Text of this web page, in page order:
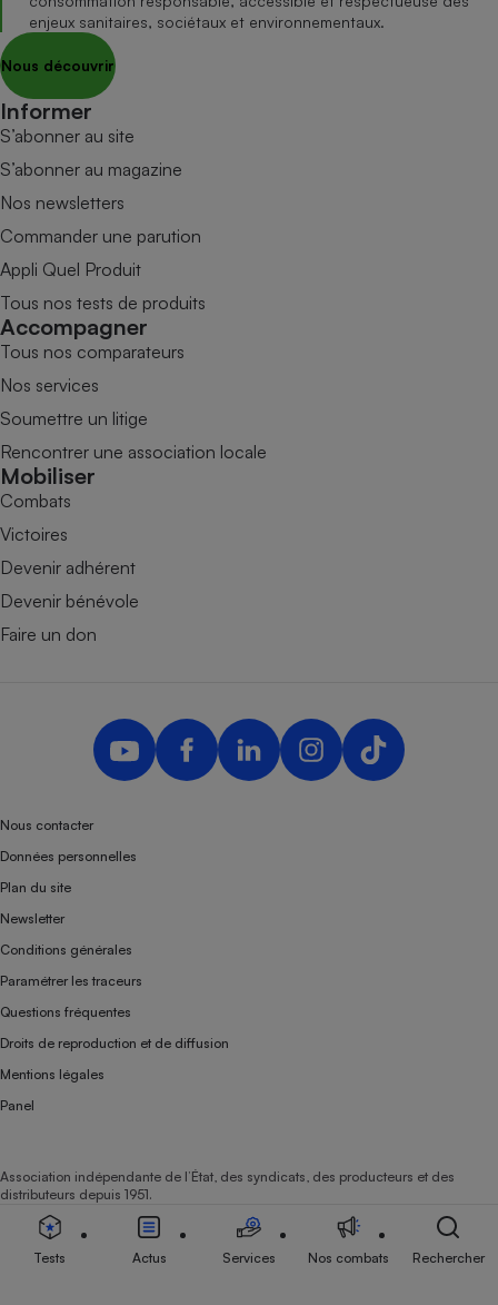
enjeux sanitaires, sociétaux et environnementaux.
Nous découvrir
Informer
S’abonner au site
S’abonner au magazine
Nos newsletters
Commander une parution
Appli Quel Produit
Tous nos tests de produits
Accompagner
Tous nos comparateurs
Nos services
Soumettre un litige
Rencontrer une association locale
Mobiliser
Combats
Victoires
Devenir adhérent
Devenir bénévole
Faire un don
Nous contacter
Données personnelles
Plan du site
Newsletter
Conditions générales
Paramétrer les traceurs
Questions fréquentes
Droits de reproduction et de diffusion
Mentions légales
Panel
Association indépendante de l’État, des syndicats, des producteurs et des
distributeurs depuis 1951.
Tests Actus Services Nos combats Rechercher